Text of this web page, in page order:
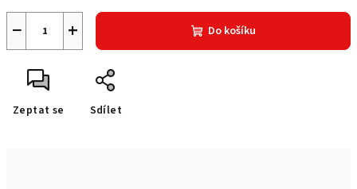
+
− Do košíku
Zeptat se Sdílet